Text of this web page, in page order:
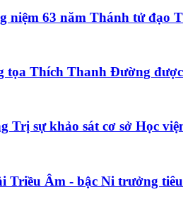
niệm 63 năm Thánh tử đạo
tọa Thích Thanh Đường
Trị sự khảo sát cơ sở Học
Triều Âm - bậc Ni trưởng